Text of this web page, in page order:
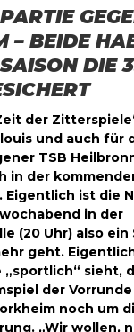
– BEIDE
DIE
der
und auch für
TSB
in der
Eigentlich ist die
in der
(20 Uhr) also ein
geht.
„sportlich“ sieht,
der
noch um
„Wir wollen,